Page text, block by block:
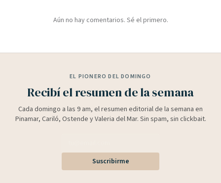
Aún no hay comentarios. Sé el primero.
EL PIONERO DEL DOMINGO
Recibí el resumen de la semana
Cada domingo a las 9 am, el resumen editorial de la semana en
Pinamar, Cariló, Ostende y Valeria del Mar. Sin spam, sin clickbait.
Suscribirme